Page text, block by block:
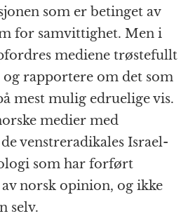
som er betinget av
for samvittighet. Men i
mediene trøstefullt
og rapportere om det som
mest mulig edruelige vis.
medier med
venstreradikales Israel-
som har forført
norsk opinion, og ikke
selv.